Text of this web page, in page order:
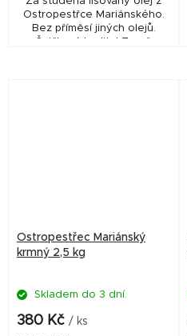
Ostropestřce Mariánského.
Bez příměsí jiných olejů.
Špičková kvalita! Země
Ostropestřec Mariánský
krmný 2,5 kg
Skladem do 3 dní.
380 Kč / ks